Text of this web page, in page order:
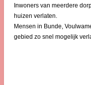
Inwoners van meerdere
huizen verlaten.
Mensen in Bunde,
gebied zo snel mogelijk